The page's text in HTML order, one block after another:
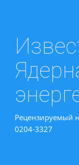
Рецензируемый
0204-3327